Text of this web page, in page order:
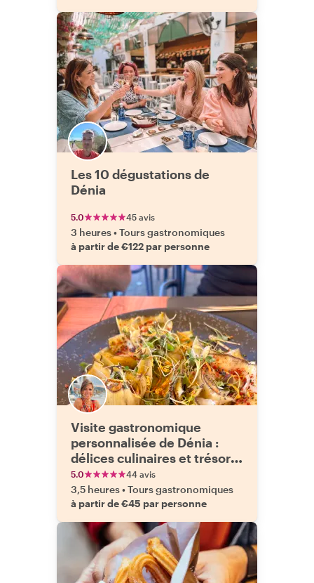
Les 10 dégustations de
Dénia
5.0 45 avis
3 heures•Tours gastronomiques
à partir de €122 par personne
Visite gastronomique
personnalisée de Dénia :
délices culinaires et trésors
cachés
5.0 44 avis
3,5 heures•Tours gastronomiques
à partir de €45 par personne